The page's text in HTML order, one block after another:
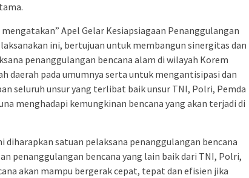
Apel Gelar Kesiapsiagaan Penanggulangan
ini, bertujuan untuk membangun sinergitas dan
penanggulangan bencana alam di wilayah Korem
daerah pada umumnya serta untuk mengantisipasi dan
seluruh unsur yang terlibat baik unsur TNI, Polri, Pemda
menghadapi kemungkinan bencana yang akan terjadi di
diharapkan satuan pelaksana penanggulangan bencana
penanggulangan bencana yang lain baik dari TNI, Polri,
akan mampu bergerak cepat, tepat dan efisien jika